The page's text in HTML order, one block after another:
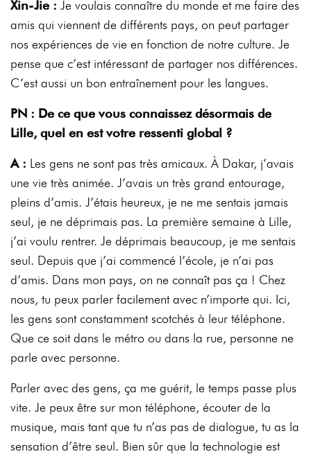
Xin-Jie : Je voulais connaître du monde et me faire des
amis qui viennent de différents pays, on peut partager
nos expériences de vie en fonction de notre culture. Je
pense que c’est intéressant de partager nos différences.
C’est aussi un bon entraînement pour les langues.
PN : De ce que vous connaissez désormais de
Lille, quel en est votre ressenti global ?
A : Les gens ne sont pas très amicaux. À Dakar, j’avais
une vie très animée. J’avais un très grand entourage,
pleins d’amis. J’étais heureux, je ne me sentais jamais
seul, je ne déprimais pas. La première semaine à Lille,
j’ai voulu rentrer. Je déprimais beaucoup, je me sentais
seul. Depuis que j’ai commencé l’école, je n’ai pas
d’amis. Dans mon pays, on ne connaît pas ça ! Chez
nous, tu peux parler facilement avec n’importe qui. Ici,
les gens sont constamment scotchés à leur téléphone.
Que ce soit dans le métro ou dans la rue, personne ne
parle avec personne.
Parler avec des gens, ça me guérit, le temps passe plus
vite. Je peux être sur mon téléphone, écouter de la
musique, mais tant que tu n’as pas de dialogue, tu as la
sensation d’être seul. Bien sûr que la technologie est